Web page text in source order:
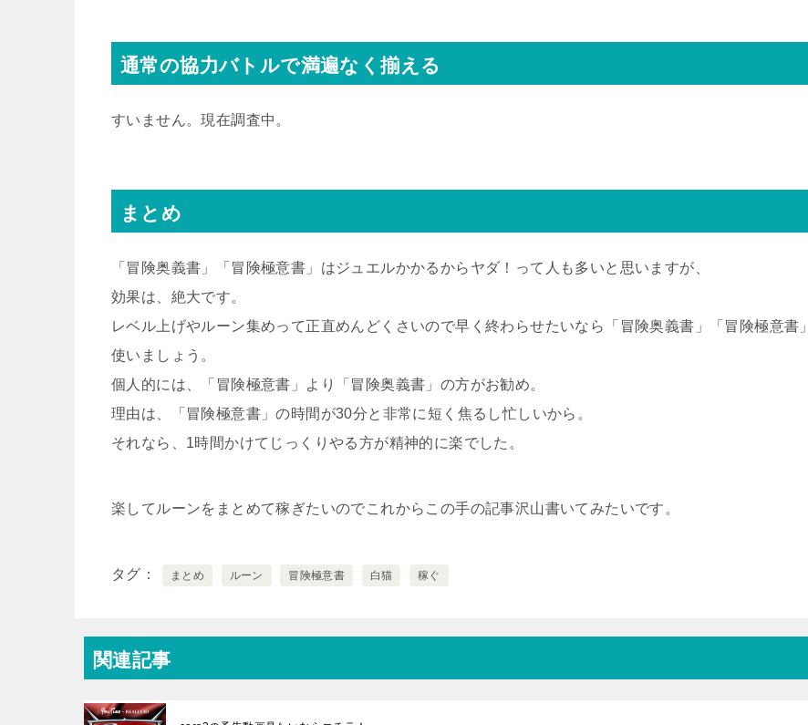
通常の協力バトルで満遍なく揃える
すいません。現在調査中。
まとめ
「冒険奥義書」「冒険極意書」はジュエルかかるからヤダ！って人も多いと思いますが、
効果は、絶大です。
レベル上げやルーン集めって正直めんどくさいので早く終わらせたいなら「冒険奥義書」「冒険極意書」
使いましょう。
個人的には、「冒険極意書」より「冒険奥義書」の方がお勧め。
理由は、「冒険極意書」の時間が30分と非常に短く焦るし忙しいから。
それなら、1時間かけてじっくりやる方が精神的に楽でした。
楽してルーンをまとめて稼ぎたいのでこれからこの手の記事沢山書いてみたいです。
タグ まとめ ルーン 冒険極意書 白猫 稼ぐ
関連記事